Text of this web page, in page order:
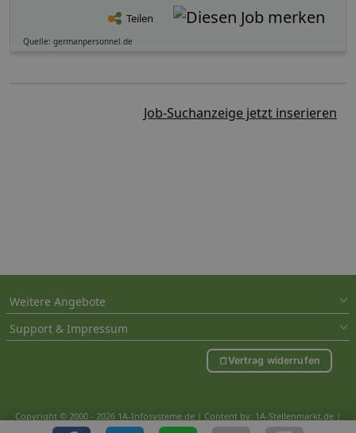
Teilen
Quelle: germanpersonnel.de
Job-Suchanzeige jetzt inserieren
Weitere Angebote
Support & Impressum
Vertrag widerrufen
Copyright © 2000 - 2026 1A-Infosysteme.de | Content by: 1A-Stellenmarkt.de |
06.08.2026| CFo: nur_Artikel|SEO_anpassung ( 1.357)